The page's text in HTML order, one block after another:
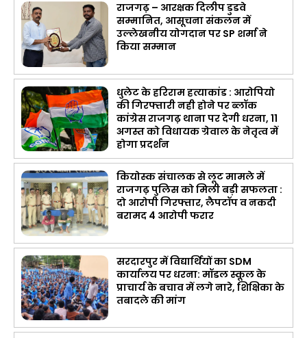
राजगढ़ – आरक्षक दिलीप डुडवे
सम्मानित, आसूचना संकलन में
उल्लेखनीय योगदान पर SP शर्मा ने
किया सम्मान
धुलेट के हरिराम हत्याकांड : आरोपियो
की गिरफ्तारी नही होने पर ब्लॉक
कांग्रेस राजगढ़ थाना पर देगी धरना, 11
अगस्त को विधायक ग्रेवाल के नेतृत्व में
होगा प्रदर्शन
कियोस्क संचालक से लूट मामले में
राजगढ़ पुलिस को मिली बड़ी सफलता :
दो आरोपी गिरफ्तार, लैपटॉप व नकदी
बरामद 4 आरोपी फरार
सरदारपुर में विद्यार्थियों का SDM
कार्यालय पर धरना: मॉडल स्कूल के
प्राचार्य के बचाव में लगे नारे, शिक्षिका के
तबादले की मांग